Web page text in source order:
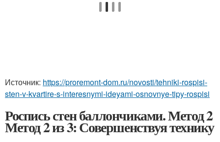
Источник: https://proremont-dom.ru/novosti/tehniki-rospisi-
sten-v-kvartire-s-interesnymi-ideyami-osnovnye-tipy-rospisi
Роспись стен баллончиками. Метод 2
Метод 2 из 3: Совершенствуя технику